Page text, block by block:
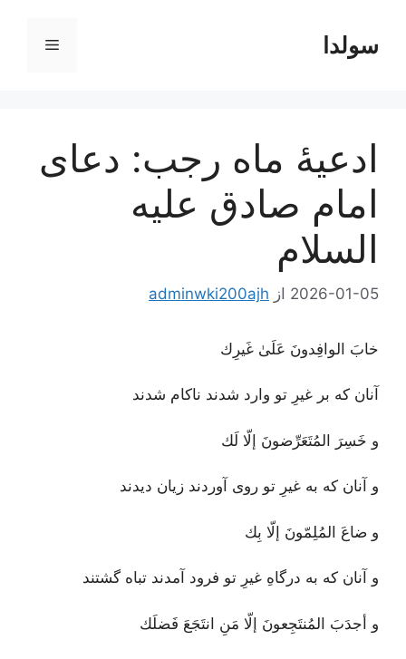
محتواسولدا فهرست
ادعیۀ ماه رجب: دعای
امام صادق علیه
السلام
2026-01-05 از adminwki200ajh
خابَ الوافِدونَ عَلَىٰ غَيرِك
آنان که بر غیرِ تو وارد شدند ناکام شدند
و خَسِرَ المُتَعَرِّضونَ إلّا لَك
و آنان که به غیرِ تو روی آوردند زیان دیدند
و ضاعَ المُلِمّونَ إلّا بِك
و آنان که به درگاهِ غیرِ تو فرود آمدند تباه گشتند
و أجدَبَ المُنتَجِعونَ إلّا مَنِ انتَجَعَ فَضلَك